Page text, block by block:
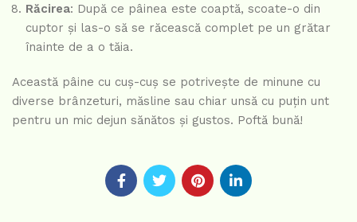
Răcirea: După ce pâinea este coaptă, scoate-o din
cuptor și las-o să se răcească complet pe un grătar
înainte de a o tăia.
Această pâine cu cuș-cuş se potrivește de minune cu
diverse brânzeturi, măsline sau chiar unsă cu puțin unt
pentru un mic dejun sănătos și gustos. Poftă bună!